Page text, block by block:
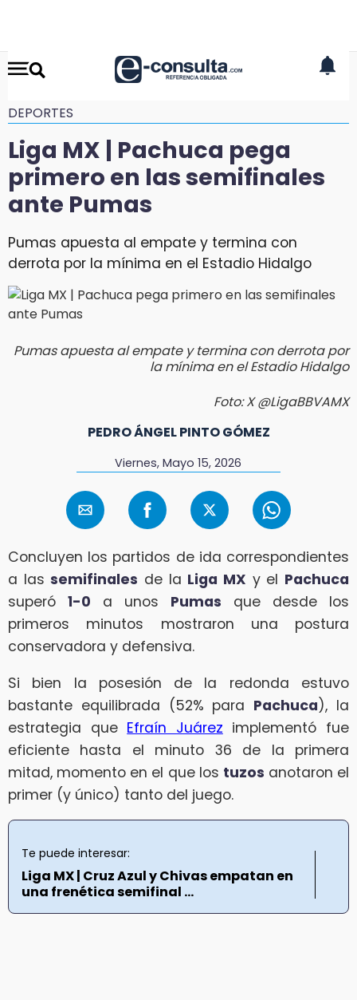
DEPORTES
Liga MX | Pachuca pega
primero en las semifinales
ante Pumas
Pumas apuesta al empate y termina con
derrota por la mínima en el Estadio Hidalgo
Pumas apuesta al empate y termina con derrota por
la mínima en el Estadio Hidalgo
Foto: X @LigaBBVAMX
PEDRO ÁNGEL PINTO GÓMEZ
Viernes, Mayo 15, 2026
Concluyen los partidos de ida correspondientes
a lassemifinales de la Liga MX y el Pachuca
superó 1-0 a unos Pumas que desde los
primeros minutos mostraron una postura
conservadora y defensiva.
Si bien la posesión de la redonda estuvo
bastante equilibrada (52% para Pachuca), la
estrategia que Efraín Juárez implementó fue
eficiente hasta el minuto 36 de la primera
mitad, momento en el que los tuzos anotaron el
primer (y único) tanto del juego.
Te puede interesar:
Liga MX | Cruz Azul y Chivas empatan en
una frenética semifinal ...